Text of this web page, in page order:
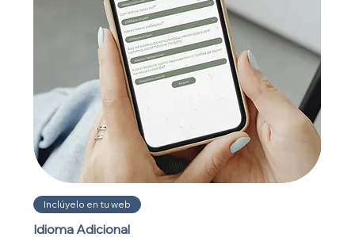
Inclúyelo en tu web
Idioma Adicional